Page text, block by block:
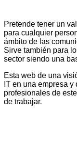
Pretende tener un
para cualquier
ámbito de las
Sirve también para
sector siendo una
Esta web de una
IT en una empresa
profesionales de
de trabajar.